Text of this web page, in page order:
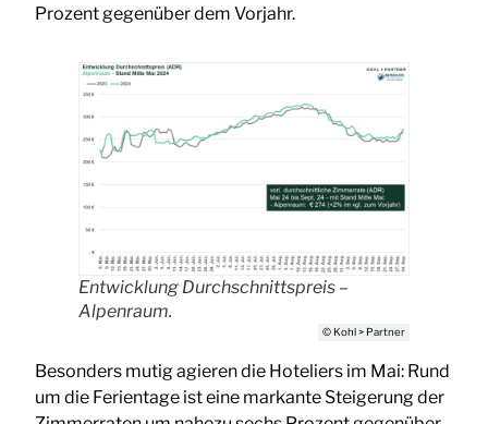
Prozent gegenüber dem Vorjahr.
Entwicklung Durchschnittspreis –
Alpenraum.
© Kohl > Partner
Besonders mutig agieren die Hoteliers im Mai: Rund
um die Ferientage ist eine markante Steigerung der